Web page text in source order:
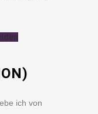
ich von